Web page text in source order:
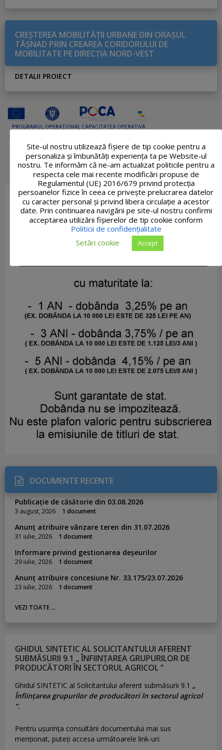
CREŞTEREA MOBILITĂŢII URBANE DIN ORAŞUL
TĂŞNAD PRIN CREAREA CORIDORULUI DE
MOBILITATE PE DIRECŢIA NORD-VEST
DETALII PROIECT
DOCUMENTE RECENTE
Publicație de căsătorie din 03.08.2026
3 august, 2026 1 document
Anunț atribuire vânzare teren din 31.07.2026
31 iulie, 2026 1 document
Informare privind gestionarea deșeurilor
29 iulie, 2026 1 document
Anunț atribuire concesiune Nr. 33.175/23.07.2026
23 iulie, 2026 1 document
VEZI TOATE ...
GHIDUL SINTETIC AL SOLICITANTULUI AFERENT
SUBMĂSURII 9.1 „ ÎNFIINȚAREA GRUPURILOR DE
PRODUCĂTORI ÎN SECTORUL AGRICOL ”
Ghidul SINTETIC al Solicitantului aferent submăsurii 9.1 „
Înființarea grupurilor de producători în sectorul agricol
”.
Pentru uşurinţa consultării documentului mai sus
menţionat, puteţi accesa următoarele link-uri:
Site-ul nostru utilizează fişiere de tip cookie pentru a
personaliza și îmbunătăți experiența ta pe Website-ul
nostru. Te informăm că ne-am actualizat politicile pentru a
respecta cele mai recente modificări propuse de
Regulamentul (UE) 2016/679 privind protecția
persoanelor fizice în ceea ce privește prelucrarea datelor
cu caracter personal și privind libera circulație a acestor
date. Prin continuarea navigării pe site-ul nostru confirmi
acceptarea utilizării fişierelor de tip cookie conform
Politicii de confidențialitate
Setări cookie
Accept